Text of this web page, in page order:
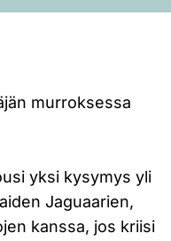
murroksessa
yksi kysymys yli
Jaguaarien,
kanssa, jos kriisi